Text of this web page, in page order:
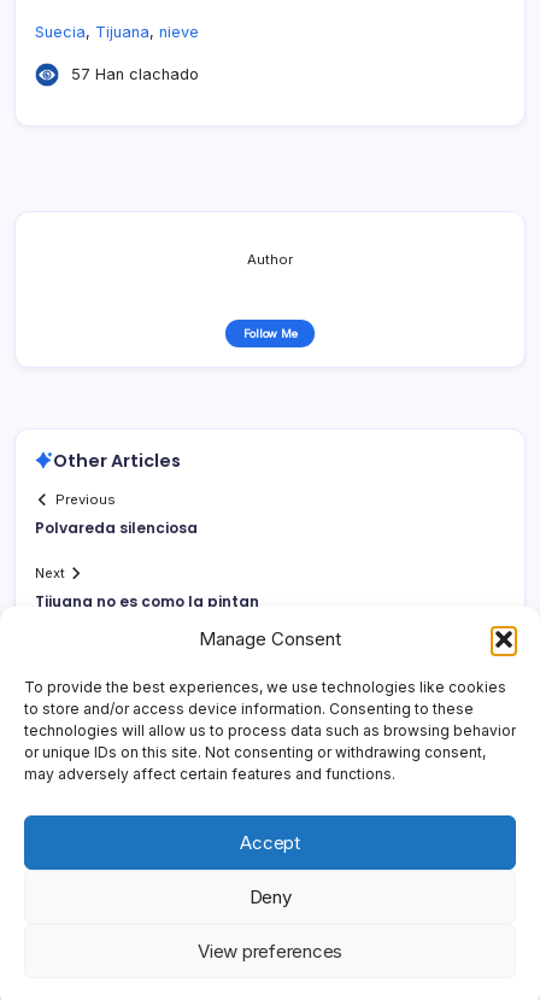
Manage Consent
To provide the best experiences, we use technologies like cookies
to store and/or access device information. Consenting to these
technologies will allow us to process data such as browsing behavior
or unique IDs on this site. Not consenting or withdrawing consent,
may adversely affect certain features and functions.
Accept
Deny
View preferences
Suecia, Tijuana, nieve
57 Han clachado
Author
Follow Me
Other Articles
Previous
Polvareda silenciosa
Next
Tijuana no es como la pintan
Yonder Lies It. All rights reserved.